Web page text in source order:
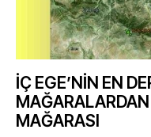
İÇ EGE’NİN EN
MAĞARASI